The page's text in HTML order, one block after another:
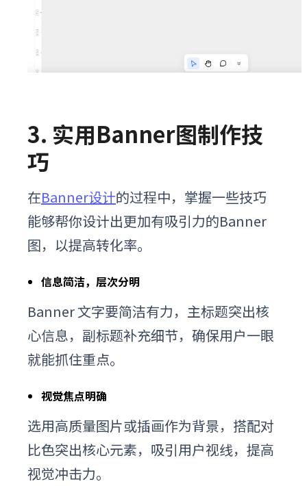
3. 实用Banner图制作技
巧
在Banner设计的过程中，掌握一些技巧
能够帮你设计出更加有吸引力的Banner
图，以提高转化率。
信息简洁，层次分明
Banner 文字要简洁有力，主标题突出核
心信息，副标题补充细节，确保用户一眼
就能抓住重点。
视觉焦点明确
选用高质量图片或插画作为背景，搭配对
比色突出核心元素，吸引用户视线，提高
视觉冲击力。